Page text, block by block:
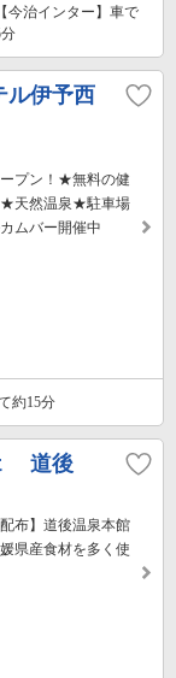
治インター】車で
伊予西
プン！★無料の健
★天然温泉★駐車場
ムバー開催中
約15分
道後
布】道後温泉本館
県産食材を多く使